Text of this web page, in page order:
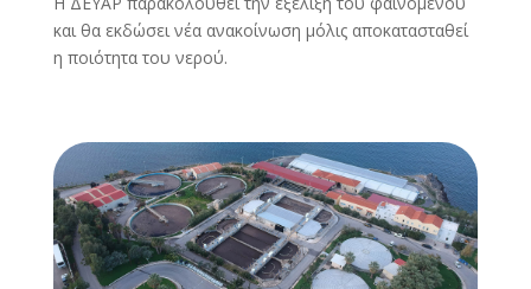
και θα εκδώσει νέα ανακοίνωση μόλις αποκατασταθεί
η ποιότητα του νερού.